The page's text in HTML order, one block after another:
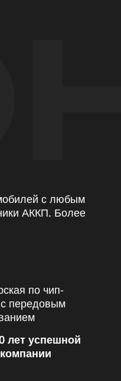
с любым
АККП. Более
лет успешной